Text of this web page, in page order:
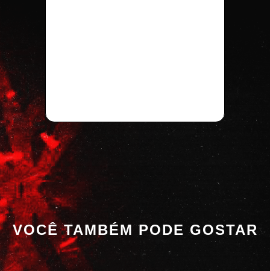
VOCÊ TAMBÉM PODE GOSTAR